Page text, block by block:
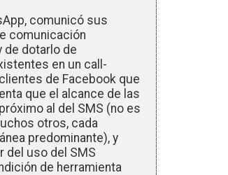
comunicó sus
comunicación
de dotarlo de
en un call-
de Facebook que
que el alcance de las
al del SMS (no es
otros, cada
predominante), y
del uso del SMS
de herramienta